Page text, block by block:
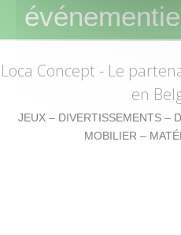
Loca Concept - Le
en
JEUX – DIVERTISSEMENTS –
MOBILIER –